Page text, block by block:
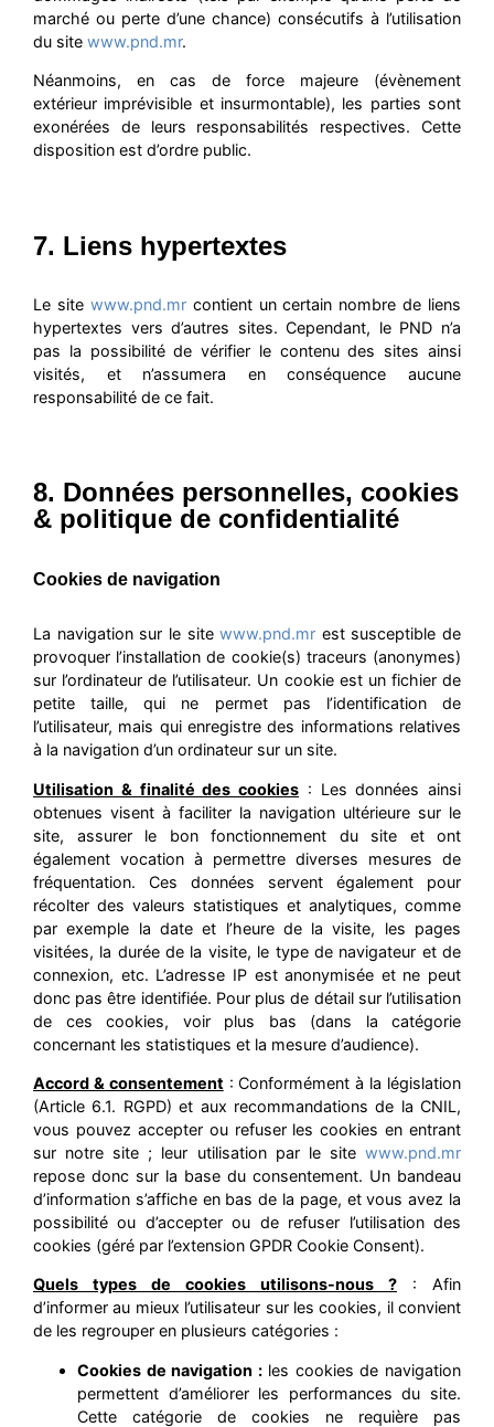
marché ou perte d’une chance) consécutifs à l’utilisation
du site www.pnd.mr.
Néanmoins, en cas de force majeure (évènement
extérieur imprévisible et insurmontable), les parties sont
exonérées de leurs responsabilités respectives. Cette
disposition est d’ordre public.
7. Liens hypertextes
Le site www.pnd.mrcontient un certain nombre de liens
hypertextes vers d’autres sites. Cependant, le PND n’a
pas la possibilité de vérifier le contenu des sites ainsi
visités, et n’assumera en conséquence aucune
responsabilité de ce fait.
8. Données personnelles, cookies
& politique de confidentialité
Cookies de navigation
La navigation sur le sitewww.pnd.mr est susceptible de
provoquer l’installation de cookie(s) traceurs (anonymes)
sur l’ordinateur de l’utilisateur. Un cookie est un fichier de
petite taille, qui ne permet pas l’identification de
l’utilisateur, mais qui enregistre des informations relatives
à la navigation d’un ordinateur sur un site.
Utilisation & finalité des cookies : Les données ainsi
obtenues visent à faciliter la navigation ultérieure sur le
site, assurer le bon fonctionnement du site et ont
également vocation à permettre diverses mesures de
fréquentation. Ces données servent également pour
récolter des valeurs statistiques et analytiques, comme
par exemple la date et l’heure de la visite, les pages
visitées, la durée de la visite, le type de navigateur et de
connexion, etc. L’adresse IP est anonymisée et ne peut
donc pas être identifiée. Pour plus de détail sur l’utilisation
de ces cookies, voir plus bas (dans la catégorie
concernant les statistiques et la mesure d’audience).
Accord & consentement : Conformément à la législation
(Article 6.1. RGPD) et aux recommandations de la CNIL,
vous pouvez accepter ou refuser les cookies en entrant
sur notre site ; leur utilisation par le site www.pnd.mr
repose donc sur la base du consentement. Un bandeau
d’information s’affiche en bas de la page, et vous avez la
possibilité ou d’accepter ou de refuser l’utilisation des
cookies (géré par l’extension GPDR Cookie Consent).
Quels types de cookies utilisons-nous ? : Afin
d’informer au mieux l’utilisateur sur les cookies, il convient
de les regrouper en plusieurs catégories :
Cookies de navigation :les cookies de navigation
permettent d’améliorer les performances du site.
Cette catégorie de cookies ne requière pas